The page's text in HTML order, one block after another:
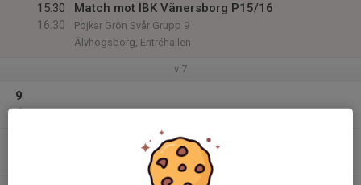
15:30
16:30
Match mot IBK Vänersborg P15/16
Pojkar Grön Svår Grupp 9
Älvhögsborg, Entréhallen
v.7
9
Mån